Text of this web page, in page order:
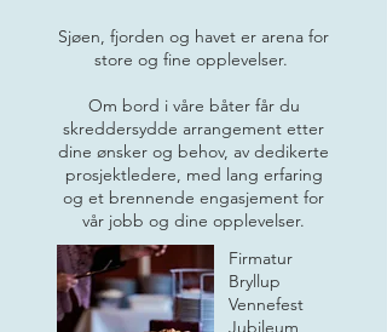
Sjøen, fjorden og havet er arena for
store og fine opplevelser.
Om bord i våre båter får du
skreddersydde arrangement etter
dine ønsker og behov, av dedikerte
prosjektledere, med lang erfaring
og et brennende engasjement for
vår jobb og dine opplevelser.
Firmatur
Bryllup
Vennefest
Jubileum